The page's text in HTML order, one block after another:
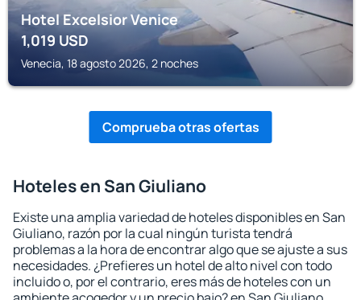
Hotel Excelsior Venice
1,019USD
Venecia, 18 agosto 2026, 2 noches
Comprueba otras ofertas
Hoteles en San Giuliano
Existe una amplia variedad de hoteles disponibles en San
Giuliano, razón por la cual ningún turista tendrá
problemas a la hora de encontrar algo que se ajuste a sus
necesidades. ¿Prefieres un hotel de alto nivel con todo
incluido o, por el contrario, eres más de hoteles con un